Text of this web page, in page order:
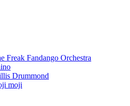
Freak Fandango Orchestra
Drummond
moji